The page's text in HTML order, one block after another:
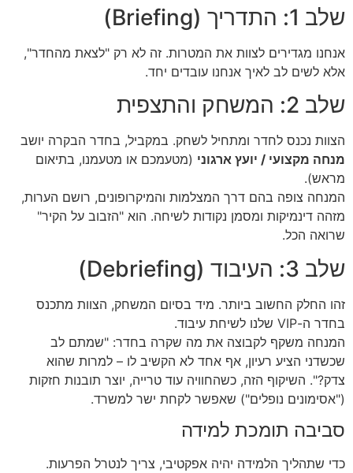
שלב 1: התדריך (Briefing)
אנחנו מגדירים לצוות את המטרות. זה לא רק "לצאת מהחדר",
אלא לשים לב לאיך אנחנו עובדים יחד.
שלב 2: המשחק והתצפית
הצוות נכנס לחדר ומתחיל לשחק. במקביל, בחדר הבקרה יושב
מנחה מקצועי / יועץ ארגוני (מטעמכם או מטעמנו, בתיאום
מראש).
המנחה צופה בהם דרך המצלמות והמיקרופונים, רושם הערות,
מזהה דינמיקות ומסמן נקודות לשיחה. הוא "הזבוב על הקיר"
שרואה הכל.
שלב 3: העיבוד (Debriefing)
זהו החלק החשוב ביותר. מיד בסיום המשחק, הצוות מתכנס
בחדר ה-VIP שלנו לשיחת עיבוד.
המנחה משקף לקבוצה את מה שקרה בחדר: "שמתם לב
שכשדני הציע רעיון, אף אחד לא הקשיב לו – למרות שהוא
צדק?". השיקוף הזה, כשהחוויה עוד טרייה, יוצר תובנות חזקות
("אסימונים נופלים") שאפשר לקחת ישר למשרד.
סביבה תומכת למידה
כדי שתהליך הלמידה יהיה אפקטיבי, צריך לנטרל הפרעות.